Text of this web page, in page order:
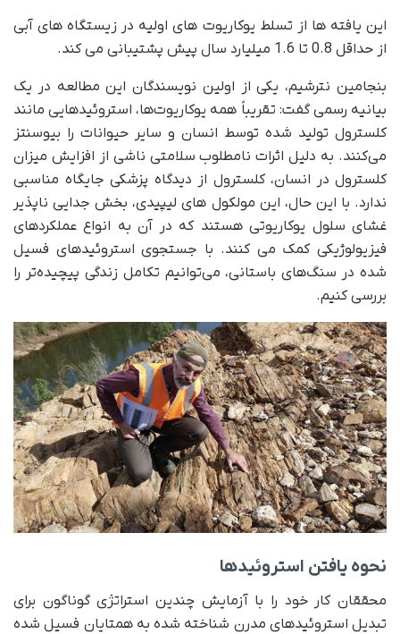
این یافته ها از تسلط یوکاریوت های اولیه در زیستگاه های آبی
از حداقل 0.8 تا 1.6 میلیارد سال پیش پشتیبانی می کند.
بنجامین نترشیم، یکی از اولین نویسندگان این مطالعه در یک
بیانیه رسمی گفت: تقریباً همه یوکاریوت‌ها، استروئیدهایی مانند
کلسترول تولید شده توسط انسان و سایر حیوانات را بیوسنتز
می‌کنند. به دلیل اثرات نامطلوب سلامتی ناشی از افزایش میزان
کلسترول در انسان، کلسترول از دیدگاه پزشکی جایگاه مناسبی
ندارد. با این حال، این مولکول های لیپیدی، بخش جدایی ناپذیر
غشای سلول یوکاریوتی هستند که در آن به انواع عملکردهای
فیزیولوژیکی کمک می کنند. با جستجوی استروئیدهای فسیل
شده در سنگ‌های باستانی، می‌توانیم تکامل زندگی پیچیده‌تر را
بررسی کنیم.
نحوه یافتن استروئیدها
محققان کار خود را با آزمایش چندین استراتژی گوناگون برای
تبدیل استروئیدهای مدرن شناخته شده به همتایان فسیل شده